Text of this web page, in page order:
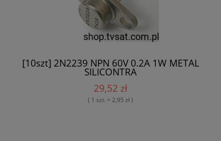
[10szt] 2N2239 NPN 60V 0.2A 1W METAL
SILICONTRA
29,52 zł
( 1 szt. = 2,95 zł )